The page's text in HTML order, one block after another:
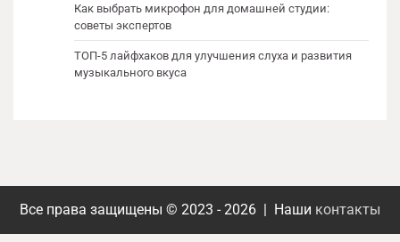
Как выбрать микрофон для домашней студии:
советы экспертов
ТОП-5 лайфхаков для улучшения слуха и развития
музыкального вкуса
Все права защищены © 2023 - 2026 | Наши контакты